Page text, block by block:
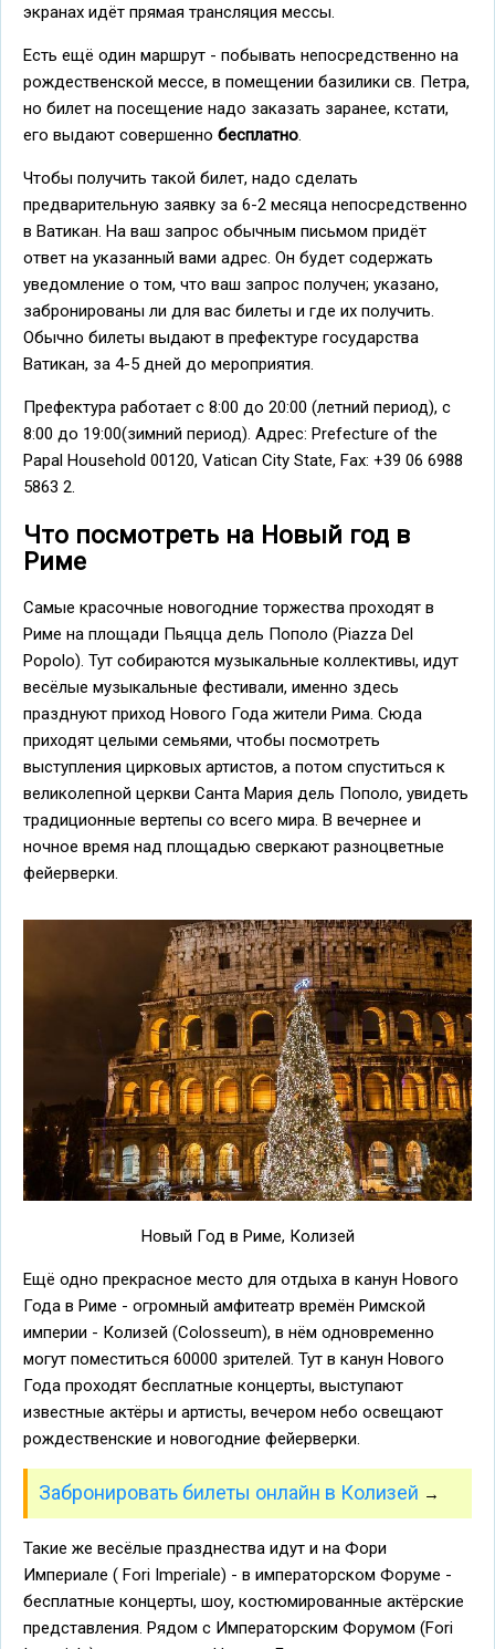
экранах идёт прямая трансляция мессы.
Есть ещё один маршрут - побывать непосредственно на
рождественской мессе, в помещении базилики св. Петра,
но билет на посещение надо заказать заранее, кстати,
его выдают совершенно бесплатно.
Чтобы получить такой билет, надо сделать
предварительную заявку за 6-2 месяца непосредственно
в Ватикан. На ваш запрос обычным письмом придёт
ответ на указанный вами адрес. Он будет содержать
уведомление о том, что ваш запрос получен; указано,
забронированы ли для вас билеты и где их получить.
Обычно билеты выдают в префектуре государства
Ватикан, за 4-5 дней до мероприятия.
Префектура работает с 8:00 до 20:00 (летний период), с
8:00 до 19:00(зимний период). Адрес: Prefecture of the
Papal Household 00120, Vatican City State, Fax: +39 06 6988
5863 2.
Что посмотреть на Новый год в
Риме
Самые красочные новогодние торжества проходят в
Риме на площади Пьяцца дель Пополо (Piazza Del
Popolo). Тут собираются музыкальные коллективы, идут
весёлые музыкальные фестивали, именно здесь
празднуют приход Нового Года жители Рима. Сюда
приходят целыми семьями, чтобы посмотреть
выступления цирковых артистов, а потом спуститься к
великолепной церкви Санта Мария дель Пополо, увидеть
традиционные вертепы со всего мира. В вечернее и
ночное время над площадью сверкают разноцветные
фейерверки.
Новый Год в Риме, Колизей
Ещё одно прекрасное место для отдыха в канун Нового
Года в Риме - огромный амфитеатр времён Римской
империи - Колизей (Colosseum), в нём одновременно
могут поместиться 60000 зрителей. Тут в канун Нового
Года проходят бесплатные концерты, выступают
известные актёры и артисты, вечером небо освещают
рождественские и новогодние фейерверки.
Забронировать билеты онлайн в Колизей →
Такие же весёлые празднества идут и на Фори
Империале ( Fori Imperiale) - в императорском Форуме -
бесплатные концерты, шоу, костюмированные актёрские
представления. Рядом с Императорским Форумом (Fori